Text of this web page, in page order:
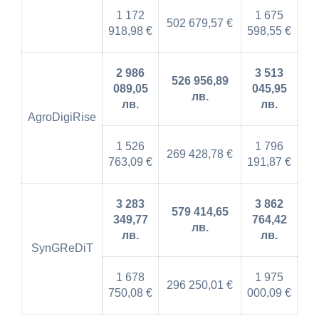
1 172
918,98 €
502 679,57 €
1 675
598,55 €
AgroDigiRise
2 986
089,05
лв.
526 956,89
лв.
3 513
045,95
лв.
1 526
763,09 €
269 428,78 €
1 796
191,87 €
SynGReDiT
3 283
349,77
лв.
579 414,65
лв.
3 862
764,42
лв.
1 678
750,08 €
296 250,01 €
1 975
000,09 €